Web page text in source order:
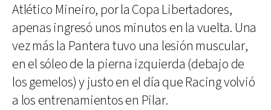
Atlético Mineiro, por la Copa Libertadores,
apenas ingresó unos minutos en la vuelta. Una
vez más la Pantera tuvo una lesión muscular,
en el sóleo de la pierna izquierda (debajo de
los gemelos) y justo en el día que Racing volvió
a los entrenamientos en Pilar.